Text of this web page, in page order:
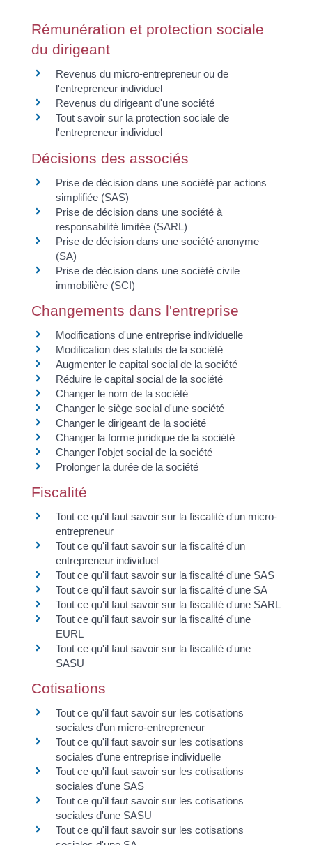
Rémunération et protection sociale
du dirigeant
Revenus du micro-entrepreneur ou de
l'entrepreneur individuel
Revenus du dirigeant d'une société
Tout savoir sur la protection sociale de
l'entrepreneur individuel
Décisions des associés
Prise de décision dans une société par actions
simplifiée (SAS)
Prise de décision dans une société à
responsabilité limitée (SARL)
Prise de décision dans une société anonyme
(SA)
Prise de décision dans une société civile
immobilière (SCI)
Changements dans l'entreprise
Modifications d'une entreprise individuelle
Modification des statuts de la société
Augmenter le capital social de la société
Réduire le capital social de la société
Changer le nom de la société
Changer le siège social d'une société
Changer le dirigeant de la société
Changer la forme juridique de la société
Changer l'objet social de la société
Prolonger la durée de la société
Fiscalité
Tout ce qu'il faut savoir sur la fiscalité d'un micro-
entrepreneur
Tout ce qu'il faut savoir sur la fiscalité d'un
entrepreneur individuel
Tout ce qu'il faut savoir sur la fiscalité d'une SAS
Tout ce qu'il faut savoir sur la fiscalité d'une SA
Tout ce qu'il faut savoir sur la fiscalité d'une SARL
Tout ce qu'il faut savoir sur la fiscalité d'une
EURL
Tout ce qu'il faut savoir sur la fiscalité d'une
SASU
Cotisations
Tout ce qu'il faut savoir sur les cotisations
sociales d'un micro-entrepreneur
Tout ce qu'il faut savoir sur les cotisations
sociales d'une entreprise individuelle
Tout ce qu'il faut savoir sur les cotisations
sociales d'une SAS
Tout ce qu'il faut savoir sur les cotisations
sociales d'une SASU
Tout ce qu'il faut savoir sur les cotisations